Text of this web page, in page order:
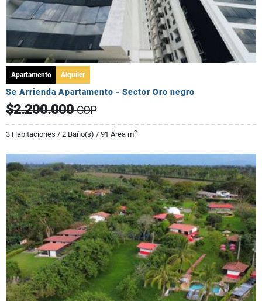
Apartamento Alquiler
Se Arrienda Apartamento - Sector Oro negro
$2.200.000COP
3 Habitaciones / 2 Baño(s) / 91 Área m2